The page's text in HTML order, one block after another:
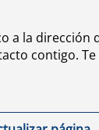
a la dirección
contigo. Te